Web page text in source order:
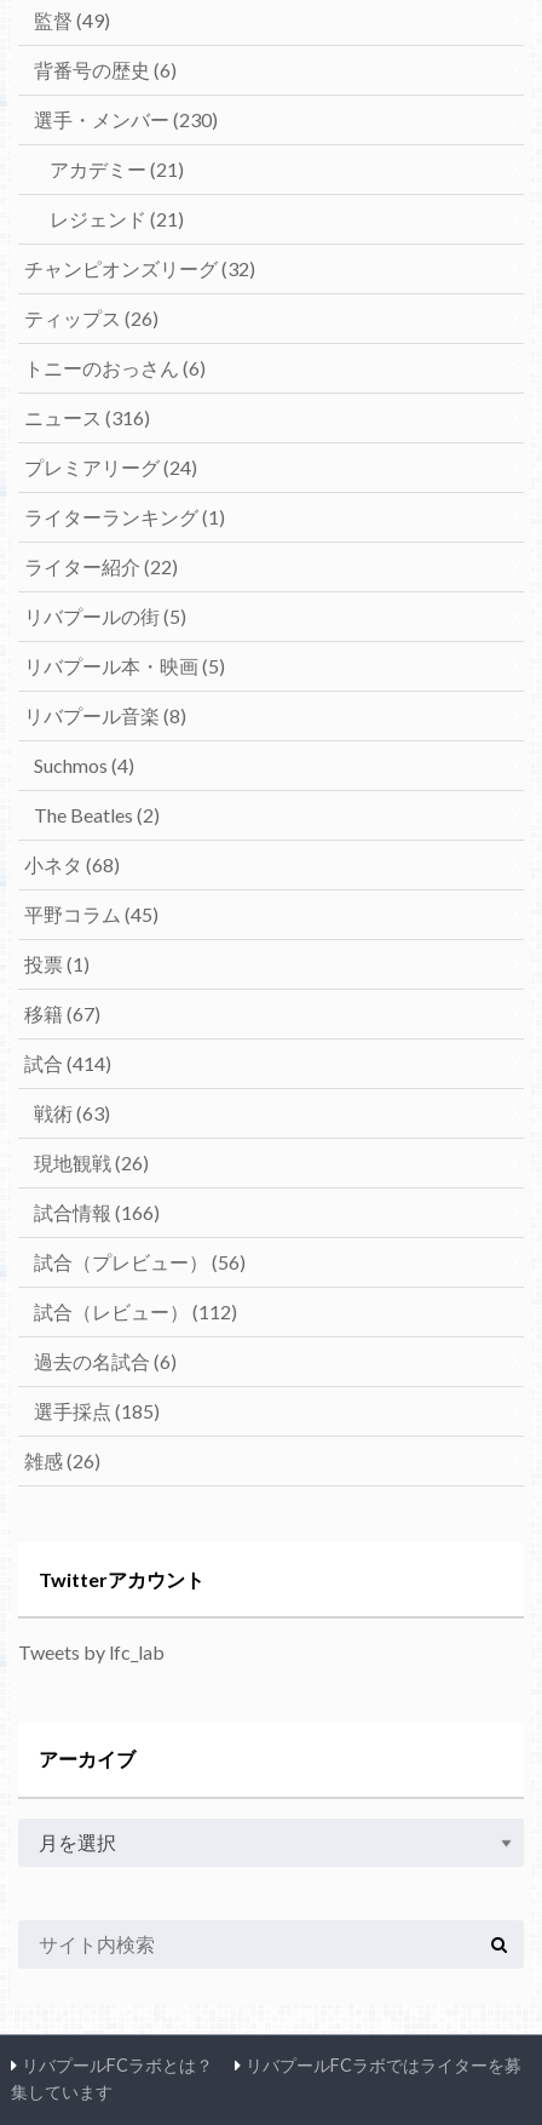
監督 (49)
背番号の歴史 (6)
選手・メンバー (230)
アカデミー (21)
レジェンド (21)
チャンピオンズリーグ(32)
ティップス (26)
トニーのおっさん (6)
ニュース (316)
プレミアリーグ(24)
ライターランキング(1)
ライター紹介 (22)
リバプールの街(5)
リバプール本・映画(5)
リバプール音楽 (8)
Suchmos (4)
The Beatles (2)
小ネタ (68)
平野コラム (45)
投票 (1)
移籍(67)
試合 (414)
戦術(63)
現地観戦(26)
試合情報 (166)
試合（プレビュー） (56)
試合（レビュー） (112)
過去の名試合 (6)
選手採点 (185)
雑感(26)
Twitterアカウント
Tweets by lfc_lab
アーカイブ
リバプールFCラボとは？
リバプールFCラボではライターを募
集しています